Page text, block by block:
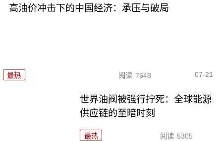
高油价冲击下的中国经济：承压与破局
最热 阅读 7648 07-21
世界油阀被强行拧死：全球能源
供应链的至暗时刻
最热 阅读 5305